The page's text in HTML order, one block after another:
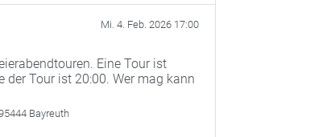
Mi. 4. Feb. 2026 17:00
Eine Tour ist
der Tour ist 20:00. Wer mag kann
Bayreuth